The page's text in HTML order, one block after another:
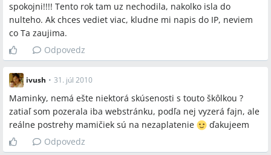
spokojni!!!! Tento rok tam uz nechodila, nakolko isla do
nulteho. Ak chces vediet viac, kludne mi napis do IP, neviem
co Ta zaujima.
Odpovedz
ivush • 31. júl 2010
Maminky, nemá ešte niektorá skúsenosti s touto škôlkou ?
zatiaľ som pozerala iba webstránku, podľa nej vyzerá fajn, ale
reálne postrehy mamičiek sú na nezaplatenie
ďakujeem
Odpovedz